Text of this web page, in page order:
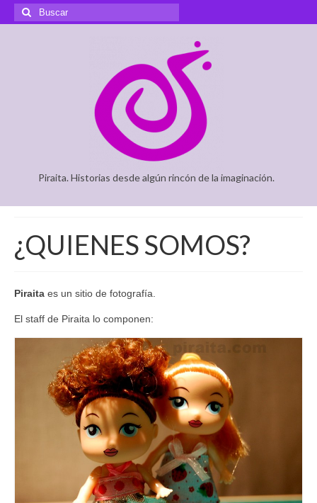
Buscar
por:
Piraita. Historias desde algún rincón de la imaginación.
¿QUIENES SOMOS?
Piraita es un sitio de fotografía.
El staff de Piraita lo componen: